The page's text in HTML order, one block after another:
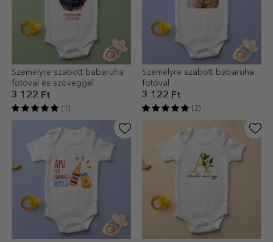
Személyre szabott babaruha
fotóval és szöveggel
3 122 Ft
(1)
Személyre szabott babaruha
fotóval
3 122 Ft
(2)